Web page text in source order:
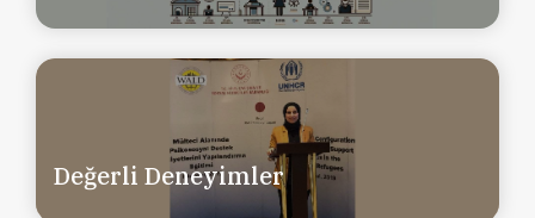
Değerli Deneyimler